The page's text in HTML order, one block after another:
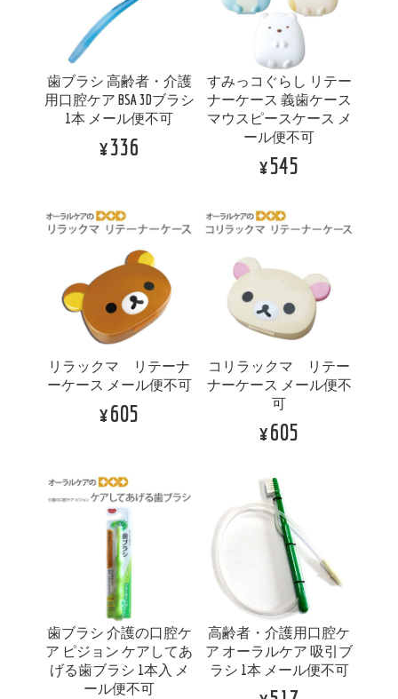
歯ブラシ 高齢者・介護
用口腔ケア BSA 3Dブラシ
1本 メール便不可
¥336
すみっコぐらし リテー
ナーケース 義歯ケース
マウスピースケース メ
ール便不可
¥545
リラックマ リテーナ
ーケース メール便不可
¥605
コリラックマ リテー
ナーケース メール便不
可
¥605
歯ブラシ 介護の口腔ケ
ア ピジョン ケアしてあ
げる歯ブラシ 1本入 メ
ール便不可
高齢者・介護用口腔ケ
ア オーラルケア 吸引ブ
ラシ 1本 メール便不可